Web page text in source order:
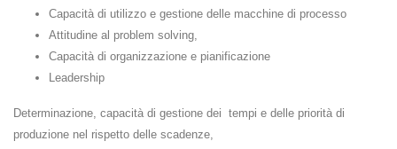
Capacità di utilizzo e gestione delle macchine di processo
Attitudine al problem solving,
Capacità di organizzazione e pianificazione
Leadership
Determinazione, capacità di gestione dei tempi e delle priorità di
produzione nel rispetto delle scadenze,